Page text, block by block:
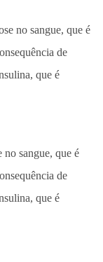
no sangue, que é
de
que é